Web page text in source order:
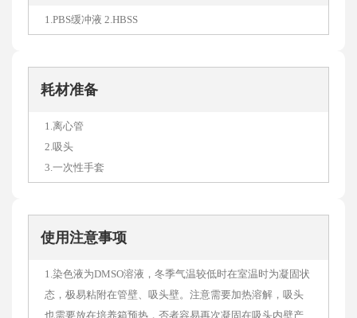
1.PBS缓冲液 2.HBSS
耗材准备
1.离心管
2.吸头
3.一次性手套
使用注意事项
1.染色液为DMSO溶液，冬季气温较低时在室温时为凝固状
态，极易粘附在管壁、吸头壁。注意需要加热溶解，吸头
也需要放在培养箱预热，否者容易再次凝固在吸头内壁产